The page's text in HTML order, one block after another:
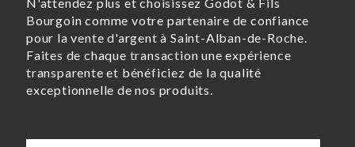
Bourgoin comme votre partenaire de confiance
pour la vente d'argent à Saint-Alban-de-Roche.
Faites de chaque transaction une expérience
transparente et bénéficiez de la qualité
exceptionnelle de nos produits.